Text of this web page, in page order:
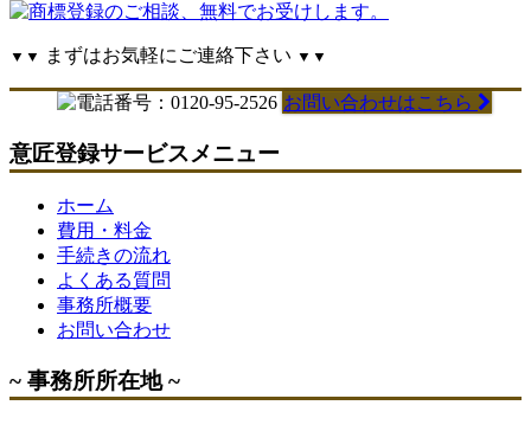
▼▼ まずはお気軽にご連絡下さい ▼▼
お問い合わせはこちら
意匠登録サービスメニュー
ホーム
費用・料金
手続きの流れ
よくある質問
事務所概要
お問い合わせ
~ 事務所所在地 ~